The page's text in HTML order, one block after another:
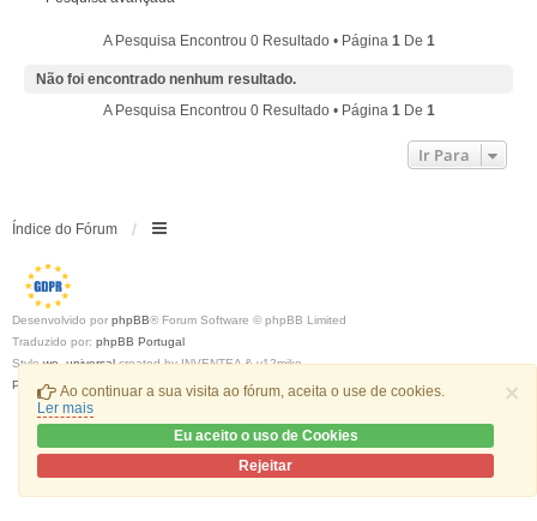
×
Ao continuar a sua visita ao fórum, aceita o use de cookies.
Ler mais
Eu aceito o uso de Cookies
Rejeitar
A Pesquisa Encontrou 0 Resultado • Página 1De 1
Não foi encontrado nenhum resultado.
A Pesquisa Encontrou 0 Resultado • Página 1De 1
Ir Para
Índice do Fórum
Desenvolvido por phpBB® Forum Software © phpBB Limited
Traduzido por: phpBB Portugal
Stylewe_universalcreated by INVENTEA & v12mike
Privacidade
Termos